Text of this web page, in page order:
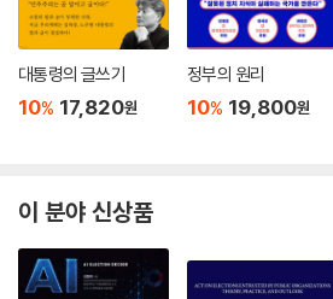
만 이들을 추천하는 사람은 ‘국회의장 추천 2
4인, 중앙선관위 추천 1인’으로 정치권의 영
(109p)
현재의 선거구획정에서 나타나는 문제들을
에서도 선거구획정을 16개 중점 의제의 하나
는 지난해부터 선거구획정위원회를 상설 독
간 전문가로 선임하게 하는 정치 쇄신 관련 법
해 오고 있다. 정치 일선에서 논의되는 가장 최
대통령의 글쓰기
10% 17,820원
정부의 원리
10% 19,800원
이 분야 신상품